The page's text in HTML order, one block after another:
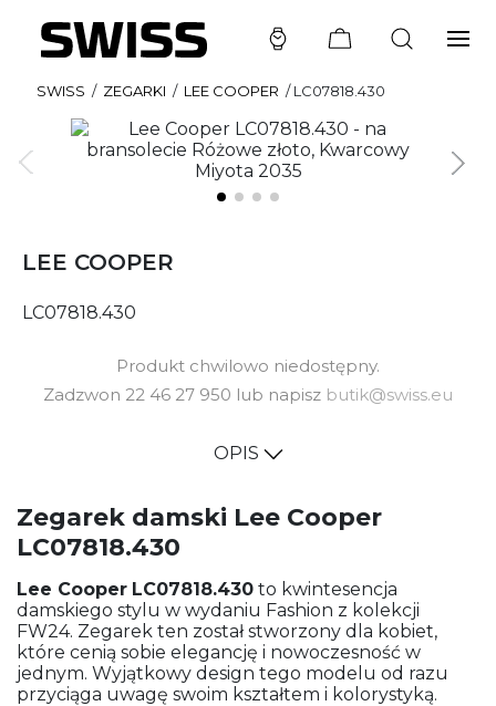
SWISS / ZEGARKI / LEE COOPER /LC07818.430
LEE COOPER
LC07818.430
Produkt chwilowo niedostępny.
Zadzwon 22 46 27 950 lub napisz butik@swiss.eu
OPIS
Zegarek damski Lee Cooper
LC07818.430
Lee Cooper LC07818.430 to kwintesencja
damskiego stylu w wydaniu Fashion z kolekcji
FW24. Zegarek ten został stworzony dla kobiet,
które cenią sobie elegancję i nowoczesność w
jednym. Wyjątkowy design tego modelu od razu
przyciąga uwagę swoim kształtem i kolorystyką.